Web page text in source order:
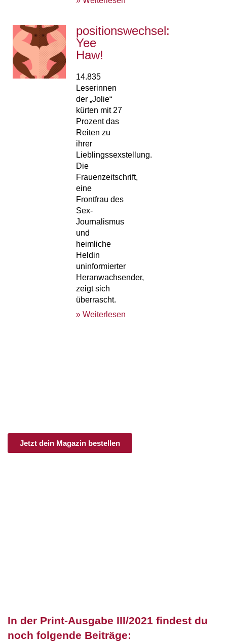
positionswechsel:
Yee
Haw!
14.835
Leserinnen
der „Jolie“
kürten mit 27
Prozent das
Reiten zu
ihrer
Lieblingssexstellung.
Die
Frauenzeitschrift,
eine
Frontfrau des
Sex-
Journalismus
und
heimliche
Heldin
uninformierter
Heranwachsender,
zeigt sich
überrascht.
» Weiterlesen
Jetzt dein Magazin bestellen
In der Print-Ausgabe III/2021 findest du
noch folgende Beiträge: